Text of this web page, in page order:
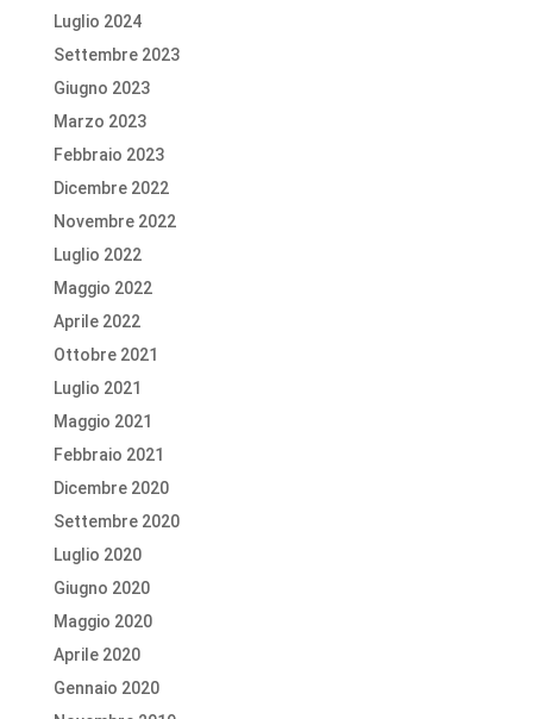
Luglio 2024
Settembre 2023
Giugno 2023
Marzo 2023
Febbraio 2023
Dicembre 2022
Novembre 2022
Luglio 2022
Maggio 2022
Aprile 2022
Ottobre 2021
Luglio 2021
Maggio 2021
Febbraio 2021
Dicembre 2020
Settembre 2020
Luglio 2020
Giugno 2020
Maggio 2020
Aprile 2020
Gennaio 2020